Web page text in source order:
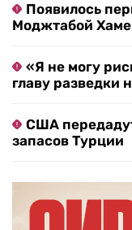
Появилось
Моджтабой
«Я не могу
главу разведки
США
запасов Турции